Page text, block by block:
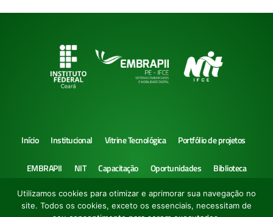
Início Institucional Vitrine Tecnológica Portfólio de projetos
EMBRAPII NIT Capacitação Oportunidades Biblioteca
Notícias
Utilizamos cookies para otimizar e aprimorar sua navegação no
site. Todos os cookies, exceto os essenciais, necessitam de